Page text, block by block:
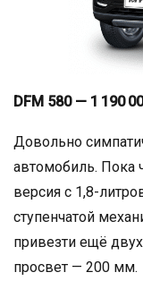
DFM 580 — 1 190
Довольно
автомобиль. Пока
версия с 1,8-
ступенчатой
привезти ещё
просвет — 200 мм.